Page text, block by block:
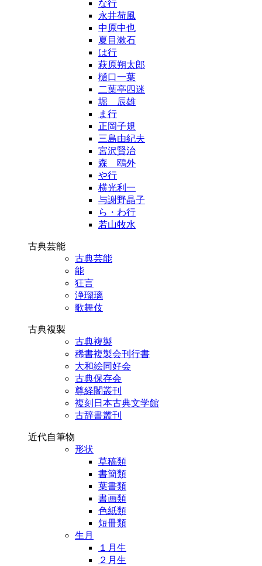
な行
永井荷風
中原中也
夏目漱石
は行
萩原朔太郎
樋口一葉
二葉亭四迷
堀 辰雄
ま行
正岡子規
三島由紀夫
宮沢賢治
森 鴎外
や行
横光利一
与謝野晶子
ら・わ行
若山牧水
古典芸能
古典芸能
能
狂言
浄瑠璃
歌舞伎
古典複製
古典複製
稀書複製会刊行書
大和絵同好会
古典保存会
尊経閣叢刊
複刻日本古典文学館
古辞書叢刊
近代自筆物
形状
草稿類
書簡類
葉書類
書画類
色紙類
短冊類
生月
１月生
２月生